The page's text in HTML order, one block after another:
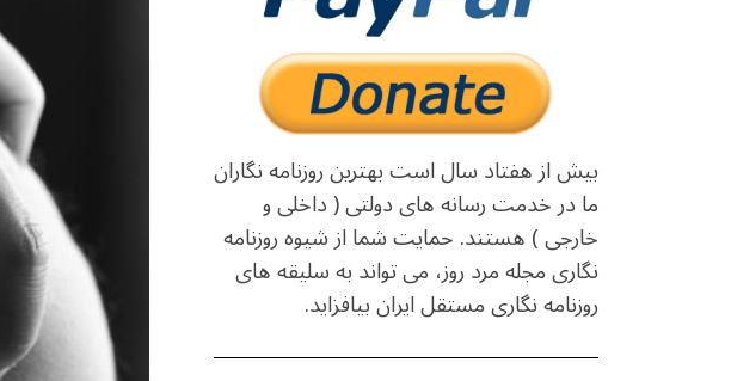
بیش از هفتاد سال است بهترین روزنامه نگاران
ما در خدمت رسانه های دولتی ( داخلی و
خارجی ) هستند. حمایت شما از شیوه روزنامه
نگاری مجله مرد روز، می تواند به سلیقه های
روزنامه نگاری مستقل ایران بیافزاید.
S